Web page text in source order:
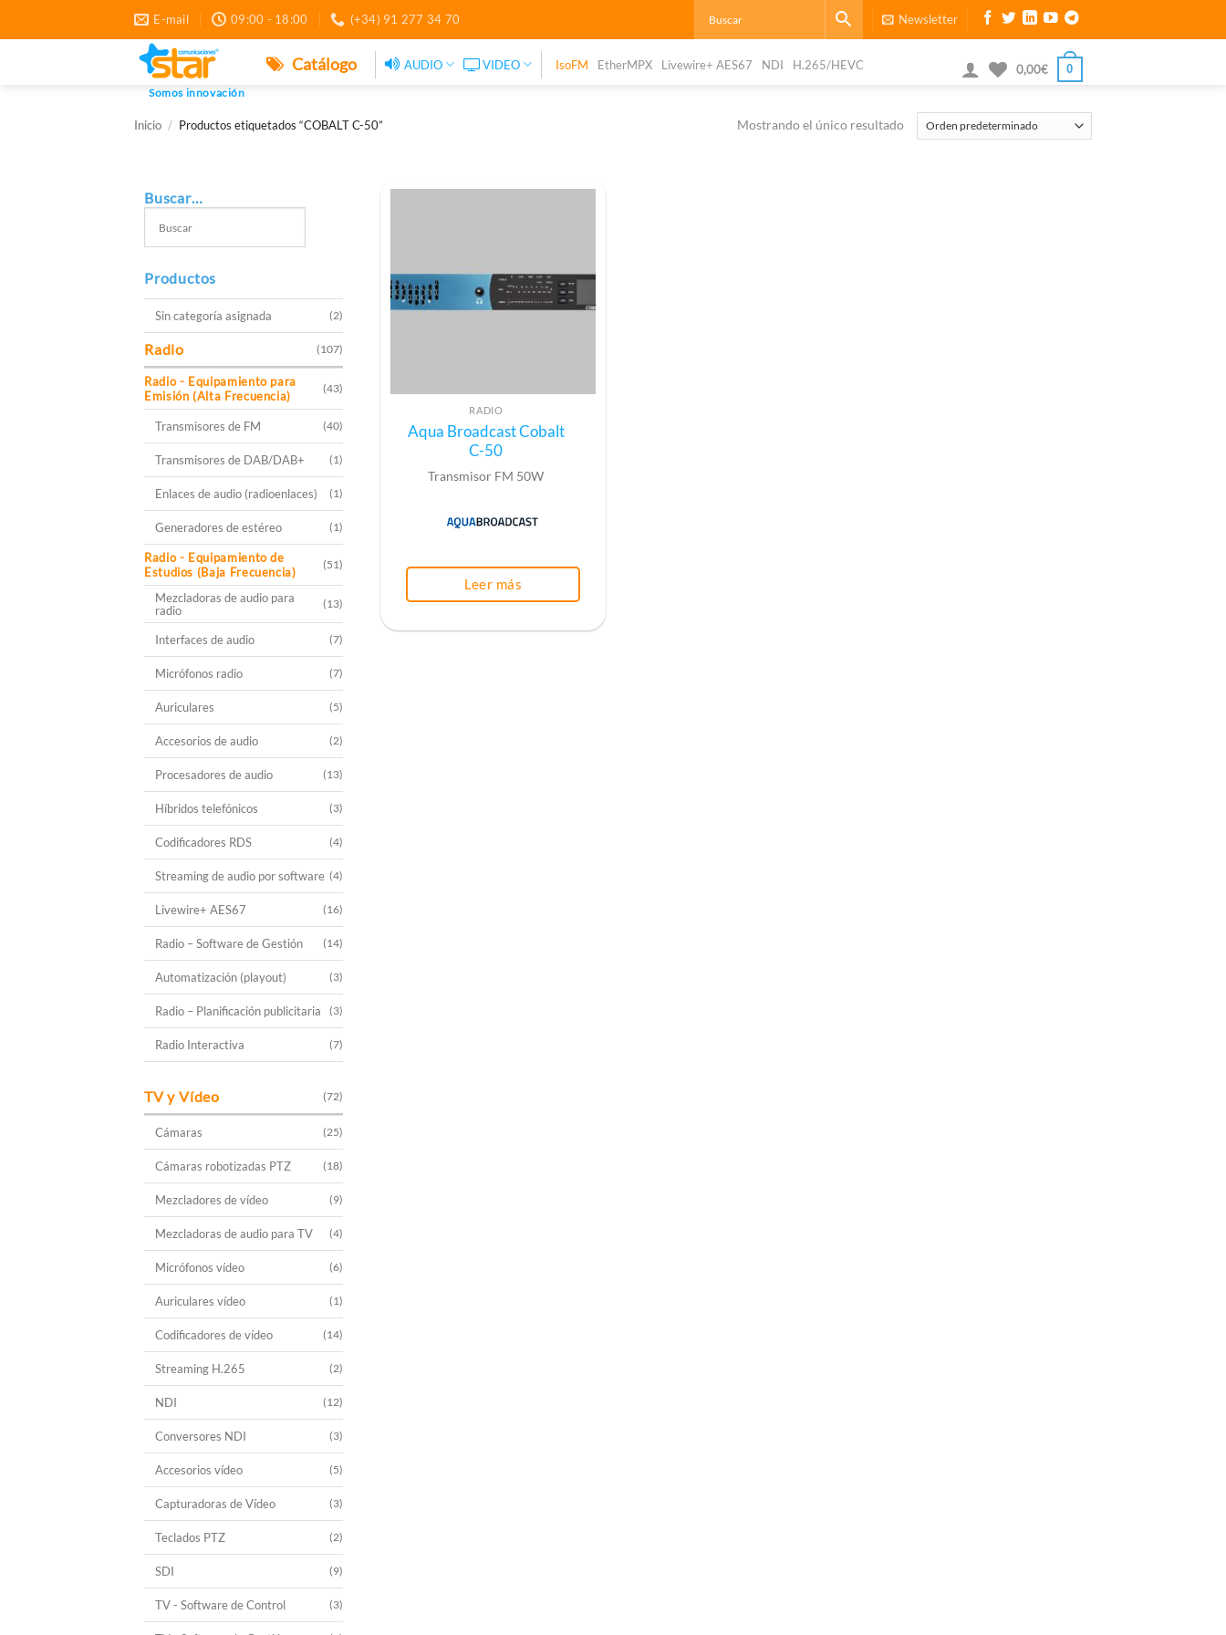
contenido
E-mail 09:00 - 18:00 (+34) 91 277 34 70 Newsletter
Somos innovación
Catálogo AUDIO VIDEO IsoFM EtherMPX Livewire+ AES67 NDI H.265/HEVC 0,00€ 0
Inicio / Productos etiquetados “COBALT C-50” Mostrando el único resultado
Buscar…
Productos
Sin categoría asignada (2)
Radio (107)
Radio - Equipamiento para
Emisión (Alta Frecuencia)
(43)
Transmisores de FM (40)
Transmisores de DAB/DAB+ (1)
Enlaces de audio (radioenlaces) (1)
Generadores de estéreo (1)
Radio - Equipamiento de
Estudios (Baja Frecuencia)
(51)
Mezcladoras de audio para
radio
(13)
Interfaces de audio (7)
Micrófonos radio (7)
Auriculares (5)
Accesorios de audio (2)
Procesadores de audio (13)
Híbridos telefónicos (3)
Codificadores RDS (4)
Streaming de audio por software (4)
Livewire+ AES67 (16)
Radio – Software de Gestión (14)
Automatización (playout) (3)
Radio – Planificación publicitaria (3)
Radio Interactiva (7)
TV y Vídeo (72)
Cámaras (25)
Cámaras robotizadas PTZ (18)
Mezcladores de vídeo (9)
Mezcladoras de audio para TV (4)
Micrófonos vídeo (6)
Auriculares vídeo (1)
Codificadores de vídeo (14)
Streaming H.265 (2)
NDI (12)
Conversores NDI (3)
Accesorios vídeo (5)
Capturadoras de Vídeo (3)
Teclados PTZ (2)
SDI (9)
TV - Software de Control (3)
RADIO
Aqua Broadcast Cobalt
C-50
Transmisor FM 50W
Leer más